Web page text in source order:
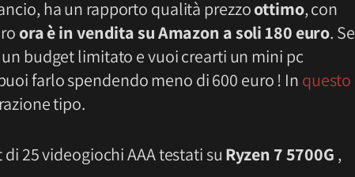
ha un rapporto qualità prezzoottimo, con
ora è in vendita su Amazon a soli 180 euro. Se
budget limitato e vuoi crearti un mini pc
farlo spendendo meno di 600 euro ! In questo
tipo.
25 videogiochi AAA testati su Ryzen 7 5700G ,